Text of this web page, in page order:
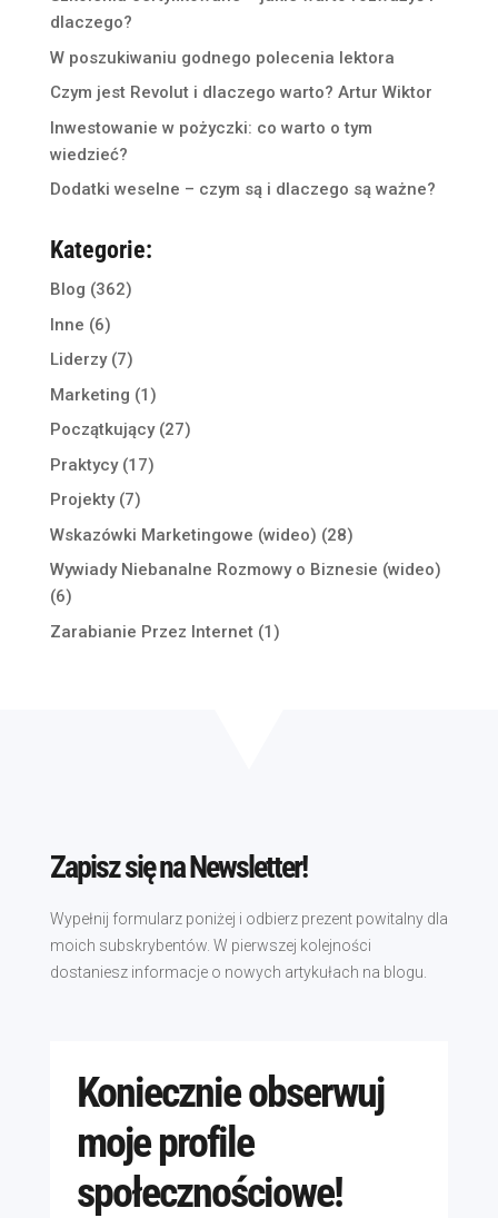
dlaczego?
W poszukiwaniu godnego polecenia lektora
Czym jest Revolut i dlaczego warto? Artur Wiktor
Inwestowanie w pożyczki: co warto o tym
wiedzieć?
Dodatki weselne – czym są i dlaczego są ważne?
Kategorie:
Blog (362)
Inne (6)
Liderzy(7)
Marketing (1)
Początkujący(27)
Praktycy(17)
Projekty(7)
Wskazówki Marketingowe (wideo) (28)
Wywiady Niebanalne Rozmowy o Biznesie (wideo)
(6)
Zarabianie Przez Internet(1)
Zapisz się na Newsletter!
Wypełnij formularz poniżej i odbierz prezent powitalny dla
moich subskrybentów. W pierwszej kolejności
dostaniesz informacje o nowych artykułach na blogu.
Koniecznie obserwuj
moje profile
społecznościowe!